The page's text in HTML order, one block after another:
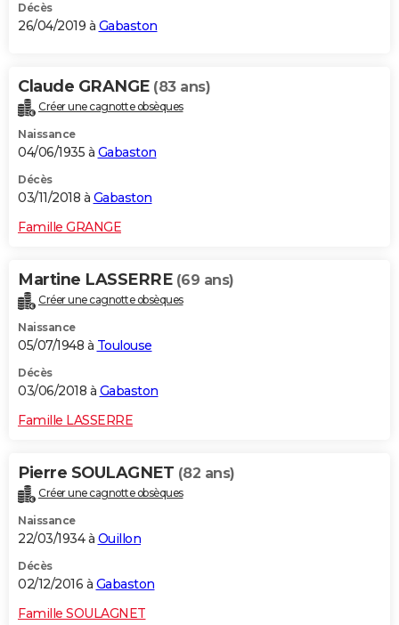
Décès
26/04/2019 à Gabaston
Claude GRANGE (83 ans)
Créer une cagnotte obsèques
Naissance
04/06/1935 à Gabaston
Décès
03/11/2018 à Gabaston
Famille GRANGE
Martine LASSERRE (69 ans)
Créer une cagnotte obsèques
Naissance
05/07/1948 à Toulouse
Décès
03/06/2018 à Gabaston
Famille LASSERRE
Pierre SOULAGNET (82 ans)
Créer une cagnotte obsèques
Naissance
22/03/1934 à Ouillon
Décès
02/12/2016 à Gabaston
Famille SOULAGNET